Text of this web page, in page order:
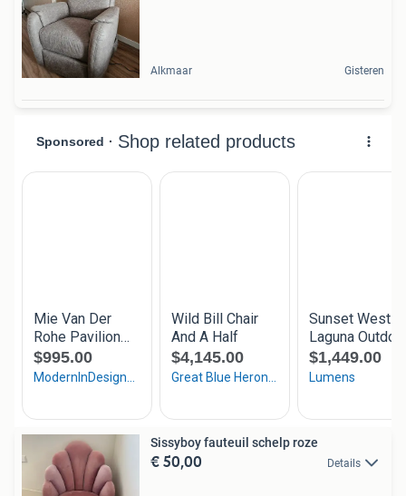
Alkmaar Gisteren
Sissyboy fauteuil schelp roze
€ 50,00 Details